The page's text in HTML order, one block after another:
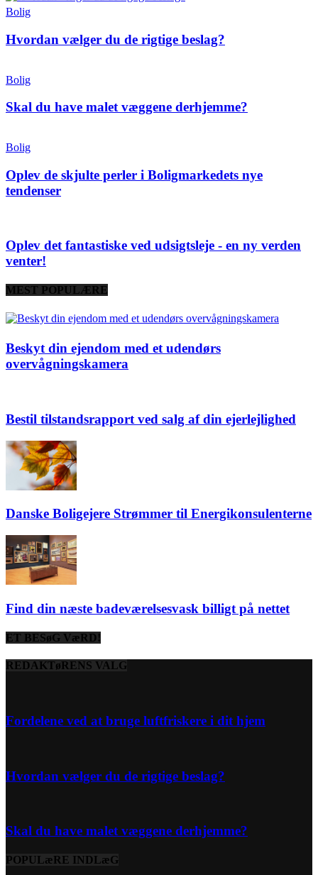
Bolig
Hvordan vælger du de rigtige beslag?
Bolig
Skal du have malet væggene derhjemme?
Bolig
Oplev de skjulte perler i Boligmarkedets nye
tendenser
Oplev det fantastiske ved udsigtsleje - en ny verden
venter!
MEST POPULÆRE
Beskyt din ejendom med et udendørs
overvågningskamera
Bestil tilstandsrapport ved salg af din ejerlejlighed
Danske Boligejere Strømmer til Energikonsulenterne
Find din næste badeværelsesvask billigt på nettet
ET BESøG VæRD!
REDAKTøRENS VALG
Fordelene ved at bruge luftfriskere i dit hjem
Hvordan vælger du de rigtige beslag?
Skal du have malet væggene derhjemme?
POPULæRE INDLæG